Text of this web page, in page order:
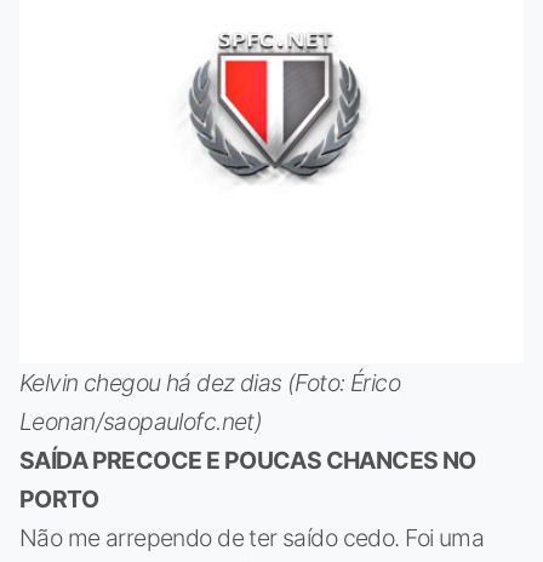
Kelvin chegou há dez dias (Foto: Érico
Leonan/saopaulofc.net)
SAÍDA PRECOCE E POUCAS CHANCES NO
PORTO
Não me arrependo de ter saído cedo. Foi uma